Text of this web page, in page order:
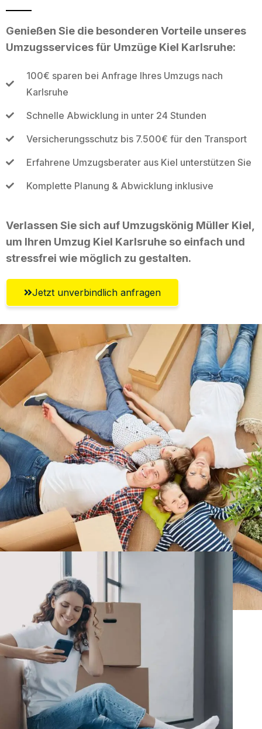
Genießen Sie die besonderen Vorteile unseres
Umzugsservices für Umzüge Kiel Karlsruhe:
100€ sparen bei Anfrage Ihres Umzugs nach
Karlsruhe
Schnelle Abwicklung in unter 24 Stunden
Versicherungsschutz bis 7.500€ für den Transport
Erfahrene Umzugsberater aus Kiel unterstützen Sie
Komplette Planung & Abwicklung inklusive
Verlassen Sie sich auf Umzugskönig Müller Kiel,
um Ihren Umzug Kiel Karlsruhe so einfach und
stressfrei wie möglich zu gestalten.
Jetzt unverbindlich anfragen